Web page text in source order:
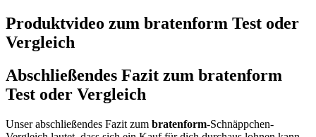
Produktvideo zum bratenform Test oder
Vergleich
Abschließendes Fazit zum bratenform
Test oder Vergleich
Unser abschließendes Fazit zum bratenform-Schnäppchen-